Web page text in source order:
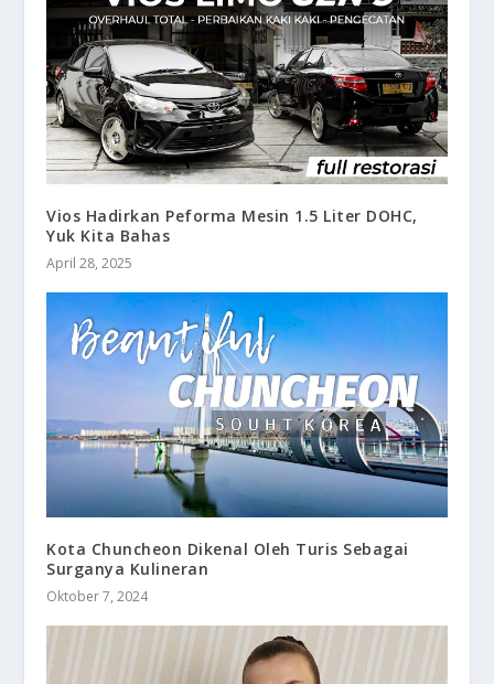
Vios Hadirkan Peforma Mesin 1.5 Liter DOHC,
Yuk Kita Bahas
April 28, 2025
Kota Chuncheon Dikenal Oleh Turis Sebagai
Surganya Kulineran
Oktober 7, 2024